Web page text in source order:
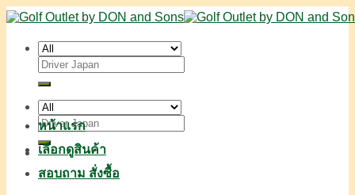
Skip
to
content
ค้นหา:
ค้นหา:
หน้าแรก
เลือกดูสินค้า
สอบถาม สั่งซื้อ